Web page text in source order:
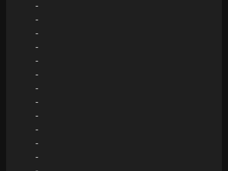
-
-
-
-
-
-
-
-
-
-
-
-